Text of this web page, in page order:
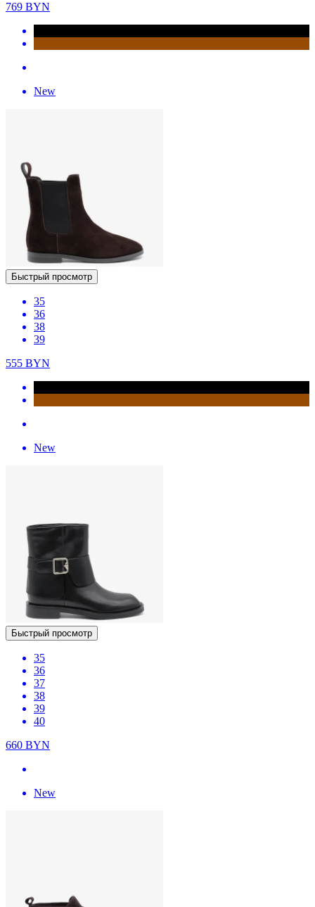
769 BYN
New
Быстрый просмотр
35
36
38
39
555 BYN
New
Быстрый просмотр
35
36
37
38
39
40
660 BYN
New